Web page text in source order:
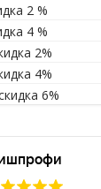
2 %
4 %
2%
4%
6%